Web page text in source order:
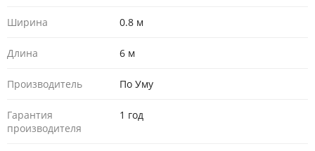
Ширина 0.8 м
Длина 6 м
Производитель По Уму
Гарантия
производителя
1 год